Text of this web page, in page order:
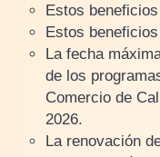
Estos
Estos
La fecha
de los
Comercio de
2026.
La renovación